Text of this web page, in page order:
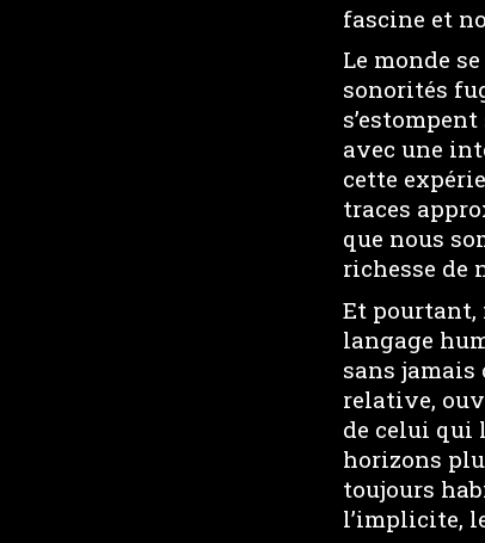
fascine et
Le monde
sonorités
avec une
cette
traces
que nous
richesse de
Et pourtant,
langage
sans jamais
relative,
de celui qui
horizons
toujours
l’implicite,